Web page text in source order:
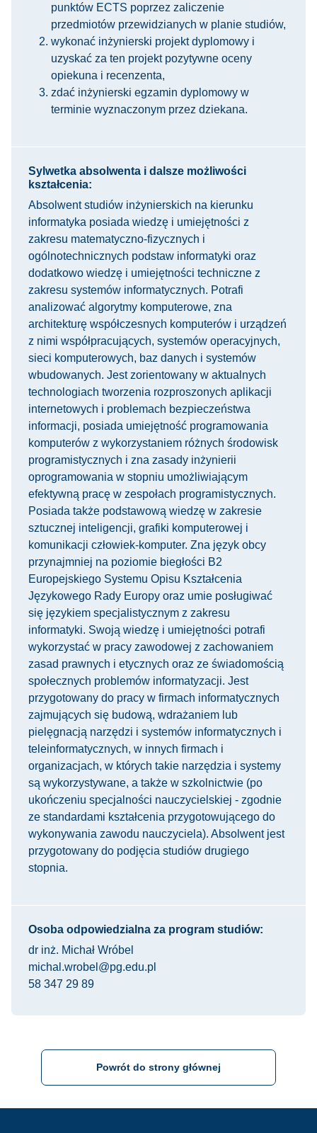
punktów ECTS poprzez zaliczenie
przedmiotów przewidzianych w planie studiów,
wykonać inżynierski projekt dyplomowy i
uzyskać za ten projekt pozytywne oceny
opiekuna i recenzenta,
zdać inżynierski egzamin dyplomowy w
terminie wyznaczonym przez dziekana.
Sylwetka absolwenta i dalsze możliwości
kształcenia:
Absolwent studiów inżynierskich na kierunku
informatyka posiada wiedzę i umiejętności z
zakresu matematyczno-fizycznych i
ogólnotechnicznych podstaw informatyki oraz
dodatkowo wiedzę i umiejętności techniczne z
zakresu systemów informatycznych. Potrafi
analizować algorytmy komputerowe, zna
architekturę współczesnych komputerów i urządzeń
z nimi współpracujących, systemów operacyjnych,
sieci komputerowych, baz danych i systemów
wbudowanych. Jest zorientowany w aktualnych
technologiach tworzenia rozproszonych aplikacji
internetowych i problemach bezpieczeństwa
informacji, posiada umiejętność programowania
komputerów z wykorzystaniem różnych środowisk
programistycznych i zna zasady inżynierii
oprogramowania w stopniu umożliwiającym
efektywną pracę w zespołach programistycznych.
Posiada także podstawową wiedzę w zakresie
sztucznej inteligencji, grafiki komputerowej i
komunikacji człowiek-komputer. Zna język obcy
przynajmniej na poziomie biegłości B2
Europejskiego Systemu Opisu Kształcenia
Językowego Rady Europy oraz umie posługiwać
się językiem specjalistycznym z zakresu
informatyki. Swoją wiedzę i umiejętności potrafi
wykorzystać w pracy zawodowej z zachowaniem
zasad prawnych i etycznych oraz ze świadomością
społecznych problemów informatyzacji. Jest
przygotowany do pracy w firmach informatycznych
zajmujących się budową, wdrażaniem lub
pielęgnacją narzędzi i systemów informatycznych i
teleinformatycznych, w innych firmach i
organizacjach, w których takie narzędzia i systemy
są wykorzystywane, a także w szkolnictwie (po
ukończeniu specjalności nauczycielskiej - zgodnie
ze standardami kształcenia przygotowującego do
wykonywania zawodu nauczyciela). Absolwent jest
przygotowany do podjęcia studiów drugiego
stopnia.
Osoba odpowiedzialna za program studiów:
dr inż. Michał Wróbel
michal.wrobel@pg.edu.pl
58 347 29 89
Powrót do strony głównej